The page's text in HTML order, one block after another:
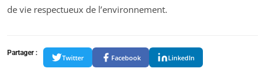
de vie respectueux de l’environnement.
Partager :
Twitter Facebook LinkedIn